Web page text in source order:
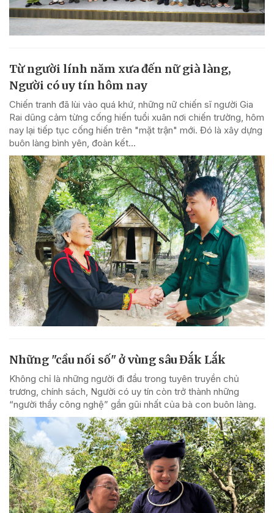
Từ người lính năm xưa đến nữ già làng,
Người có uy tín hôm nay
Chiến tranh đã lùi vào quá khứ, những nữ chiến sĩ người Gia
Rai dũng cảm từng cống hiến tuổi xuân nơi chiến trường, hôm
nay lại tiếp tục cống hiến trên "mặt trận" mới. Đó là xây dựng
buôn làng bình yên, đoàn kết...
Những "cầu nối số" ở vùng sâu Đắk Lắk
Không chỉ là những người đi đầu trong tuyên truyền chủ
trương, chính sách, Người có uy tín còn trở thành những
“người thầy công nghệ” gần gũi nhất của bà con buôn làng.